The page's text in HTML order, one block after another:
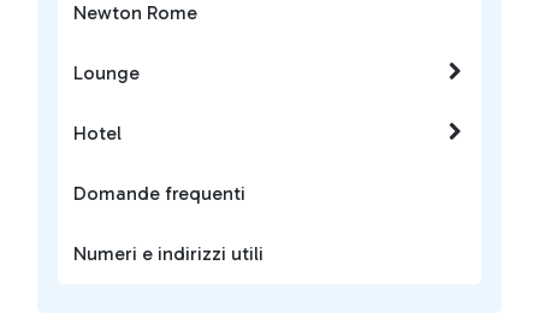
Newton Rome
Lounge
Hotel
Domande frequenti
Numeri e indirizzi utili